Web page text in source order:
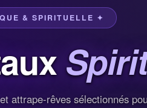
& SPIRITUELLE ✦
attrape-rêves sélectionnés